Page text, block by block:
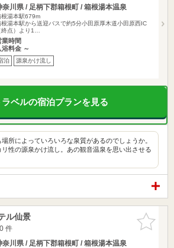
奈川県 / 足柄下郡箱根町 / 箱根湯本温泉
根湯本駅679m
根湯本駅から送迎バスで約5分小田原厚木道小田原西IC
終点）より1…
業時間
浴料金 ～
泊 源泉かけ流し
ベルの宿泊プランを見る
所によっていろいろな泉質があるのでしょうか。
リ性の源泉かけ流し。あの観音温泉を思い出させる
お気に入
りに追加
ル仙景
件
奈川県 / 足柄下郡箱根町 / 箱根湯本温泉